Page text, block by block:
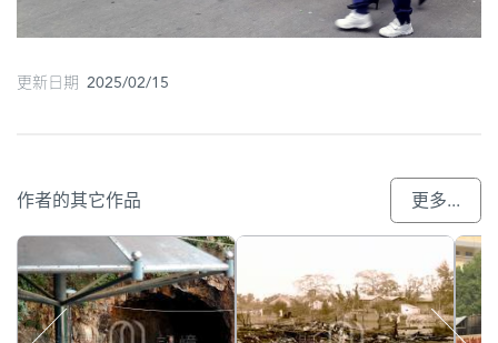
更新日期 2025/02/15
作者的其它作品 更多...